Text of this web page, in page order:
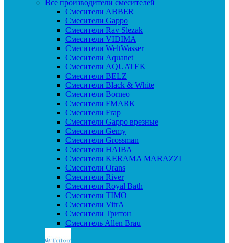
Все производители смесителей
Cмесители ABBER
Cмесители Gappo
Cмесители Rav Slezak
Cмесители VIDIMA
Cмесители WeltWasser
Смесители Aquanet
Смесители AQUATEK
Смесители BELZ
Смесители Black & White
Смесители Borneo
Смесители FMARK
Смесители Frap
Смесители Gappo врезные
Смесители Gemy
Смесители Grossman
Смесители HAIBA
Смесители KERAMA MARAZZI
Смесители Orans
Смесители River
Смесители Royal Bath
Смесители TIMO
Смесители VitrA
Смесители Тритон
Смеситель Allen Brau